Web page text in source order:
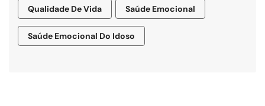
Qualidade De Vida Saúde Emocional
Saúde Emocional Do Idoso